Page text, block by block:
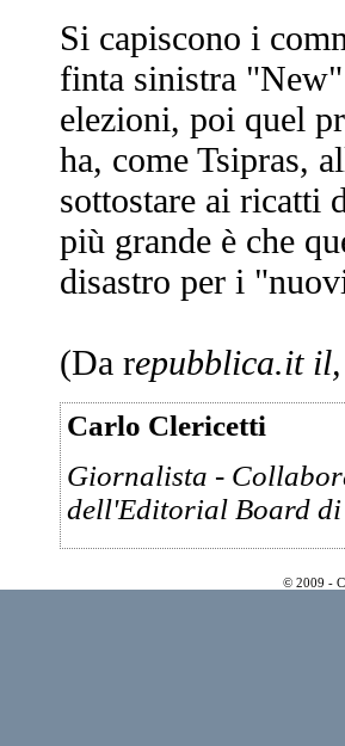
Si capiscono i
finta sinistra
elezioni, poi quel
ha, come Tsipras,
sottostare ai ricatti
più grande è che
disastro per i
(Da repubblica.it
Carlo Clericetti
Giornalista -
dell'Editorial Board
© 2009 -